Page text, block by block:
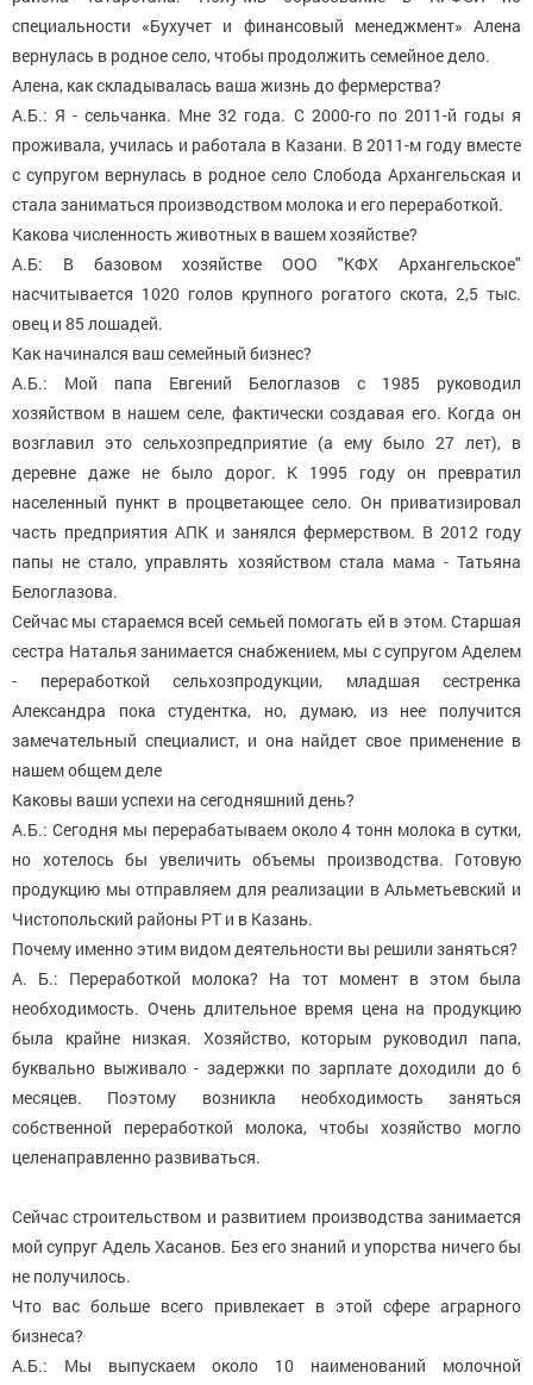
специальности «Бухучет и финансовый менеджмент» Алена
вернулась в родное село, чтобы продолжить семейное дело.
Алена, как складывалась ваша жизнь до фермерства?
А.Б.: Я - сельчанка. Мне 32 года. С 2000-го по 2011-й годы я
проживала, училась и работала в Казани. В 2011-м году вместе
с супругом вернулась в родное село Слобода Архангельская и
стала заниматься производством молока и его переработкой.
Какова численность животных в вашем хозяйстве?
А.Б: В базовом хозяйстве ООО "КФХ Архангельское"
насчитывается 1020 голов крупного рогатого скота, 2,5 тыс.
овец и 85 лошадей.
Как начинался ваш семейный бизнес?
А.Б.: Мой папа Евгений Белоглазов с 1985 руководил
хозяйством в нашем селе, фактически создавая его. Когда он
возглавил это сельхозпредприятие (а ему было 27 лет), в
деревне даже не было дорог. К 1995 году он превратил
населенный пункт в процветающее село. Он приватизировал
часть предприятия АПК и занялся фермерством. В 2012 году
папы не стало, управлять хозяйством стала мама - Татьяна
Белоглазова.
Сейчас мы стараемся всей семьей помогать ей в этом. Старшая
сестра Наталья занимается снабжением, мы с супругом Аделем
- переработкой сельхозпродукции, младшая сестренка
Александра пока студентка, но, думаю, из нее получится
замечательный специалист, и она найдет свое применение в
нашем общем деле
Каковы ваши успехи на сегодняшний день?
А.Б.: Сегодня мы перерабатываем около 4 тонн молока в сутки,
но хотелось бы увеличить объемы производства. Готовую
продукцию мы отправляем для реализации в Альметьевский и
Чистопольский районы РТ и в Казань.
Почему именно этим видом деятельности вы решили заняться?
А. Б.: Переработкой молока? На тот момент в этом была
необходимость. Очень длительное время цена на продукцию
была крайне низкая. Хозяйство, которым руководил папа,
буквально выживало - задержки по зарплате доходили до 6
месяцев. Поэтому возникла необходимость заняться
собственной переработкой молока, чтобы хозяйство могло
целенаправленно развиваться.
Сейчас строительством и развитием производства занимается
мой супруг Адель Хасанов. Без его знаний и упорства ничего бы
не получилось.
Что вас больше всего привлекает в этой сфере аграрного
бизнеса?
А.Б.: Мы выпускаем около 10 наименований молочной